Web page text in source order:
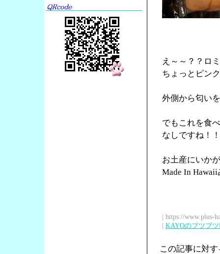
え～～？？ロ
ちょっとピン
外側から匂い
でもこれを食
なしですね！
お土産にいか
Made In
| https://www.plus-
| KAYOのブツブ
この記事に対